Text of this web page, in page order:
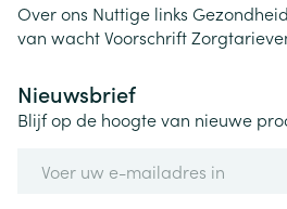
Over ons Nuttige links
van wachtVoorschrift
Nieuwsbrief
Blijf op de hoogte van nieuwe